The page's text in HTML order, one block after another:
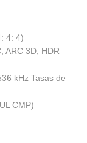
4: 4)
ARC 3D, HDR
kHz Tasas de
CMP)